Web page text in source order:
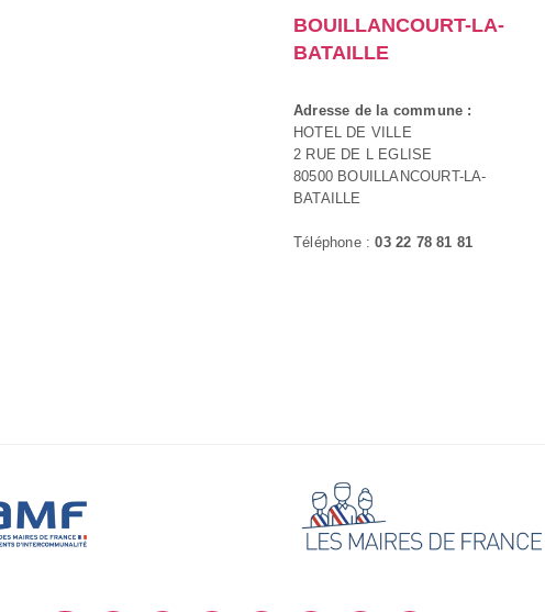
BOUILLANCOURT-LA-
BATAILLE
Adresse de la commune :
HOTEL DE VILLE
2 RUE DE L EGLISE
80500 BOUILLANCOURT-LA-
BATAILLE
Téléphone :03 22 78 81 81